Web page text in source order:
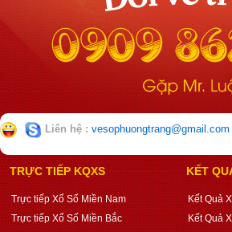
Liên hệ : vesophuongtrang@gmail.com
TRỰC TIẾP KQXS
Trực tiếp Xổ Số Miền Nam
Trực tiếp Xổ Số Miền Bắc
KẾT
Kết Quả
Kết Quả